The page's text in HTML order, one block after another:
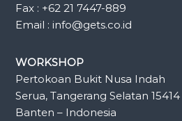
Fax : +62 21 7447-889
Email : info@gets.co.id
WORKSHOP
Pertokoan Bukit Nusa Indah
Serua, Tangerang Selatan 15414
Banten – Indonesia